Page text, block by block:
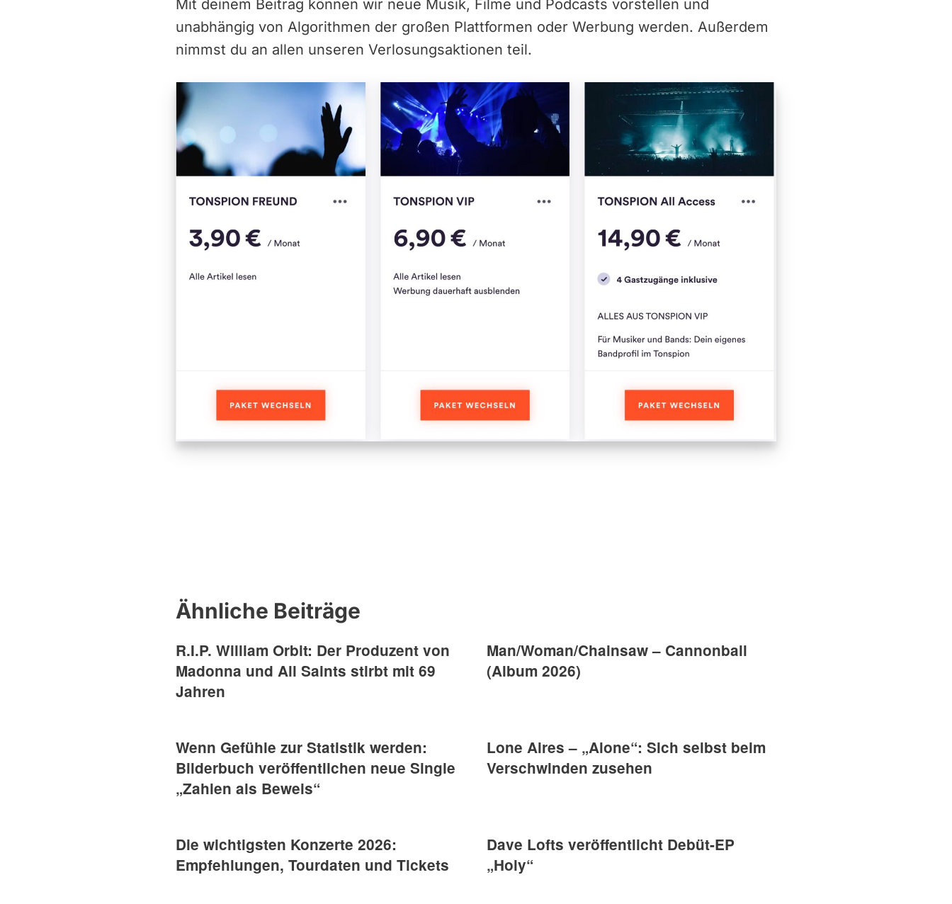
Mit deinem Beitrag können wir neue Musik, Filme und Podcasts vorstellen und
unabhängig von Algorithmen der großen Plattformen oder Werbung werden. Außerdem
nimmst du an allen unseren Verlosungsaktionen teil.
Ähnliche Beiträge
R.I.P. William Orbit: Der Produzent von
Madonna und All Saints stirbt mit 69
Jahren
Man/Woman/Chainsaw – Cannonball
(Album 2026)
Wenn Gefühle zur Statistik werden:
Bilderbuch veröffentlichen neue Single
„Zahlen als Beweis“
Lone Aires – „Alone“: Sich selbst beim
Verschwinden zusehen
Die wichtigsten Konzerte 2026:
Empfehlungen, Tourdaten und Tickets
Dave Lofts veröffentlicht Debüt-EP
„Holy“